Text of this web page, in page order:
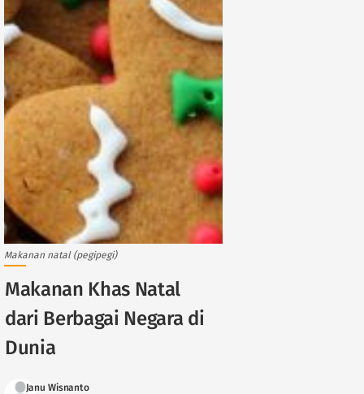
Makanan natal (pegipegi)
Makanan Khas Natal
dari Berbagai Negara di
Dunia
Janu Wisnanto